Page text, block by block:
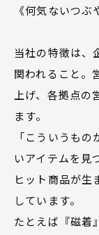
《何気ないつぶ
当社の特徴は、
関われること。
上げ、各拠点
ます。
「こういうも
いアイテムを見
ヒット商品が生
しています。
たとえば『磁着